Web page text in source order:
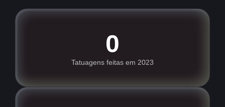
0
Tatuagens feitas em 2023